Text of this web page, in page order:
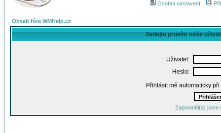
Osobní nastavení
Obsah fóra WMHelp.cz
Zadejte prosím vaše
Uživatel:
Heslo:
Přihlásit mě automaticky
Zapomněl(a) jsem